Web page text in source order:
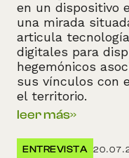
en un dispositivo
una mirada
articula
digitales para
hegemónicos
sus vínculos con
el territorio.
leer más»
ENTREVISTA